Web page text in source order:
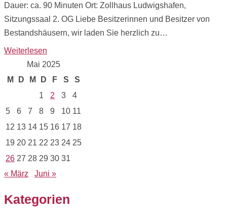
Dauer: ca. 90 Minuten Ort: Zollhaus Ludwigshafen,
Sitzungssaal 2. OG Liebe Besitzerinnen und Besitzer von
Bestandshäusern, wir laden Sie herzlich zu…
Weiterlesen
Mai 2025
M D M D F S
S
1
2 3
4
5
6 7 8 9 10 11
12 13 14 15 16 17 18
19 20 21 22 23 24 25
26 27 28 29 30 31
« März
Juni »
Kategorien